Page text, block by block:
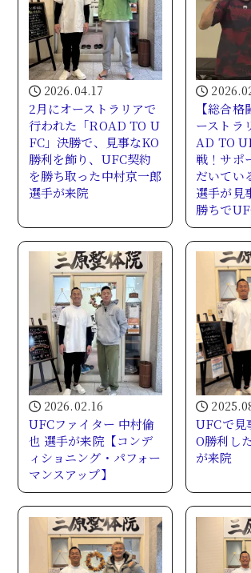
2026.04.17
2月にオーストラリアで
行われた「ROAD TO U
FC」決勝で、見事なKO
勝利を飾り、UFC契約
を勝ち取った中村京一郎
選手が来院
【総合
ーストラ
AD TO
戦！サポ
だいてい
選手が見
勝ちで
2026.02.16
UFCファイター 中村倫
也 選手が来院【コンデ
ィショニング・パフォー
マンスアップ】
UFCで見
O勝利し
が来院